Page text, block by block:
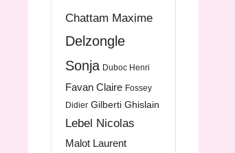
Chattam Maxime
Delzongle
Sonja Duboc Henri
Favan Claire Fossey
Didier Gilberti Ghislain
Lebel Nicolas
Malot Laurent